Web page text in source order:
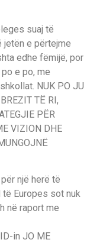
suaj të
jetën e përtejme
edhe fëmijë, por
e po, me
NUK PO JU
TË RI,
PËR
VIZION DHE
një herë të
Europes sot nuk
në raport me
in JO ME